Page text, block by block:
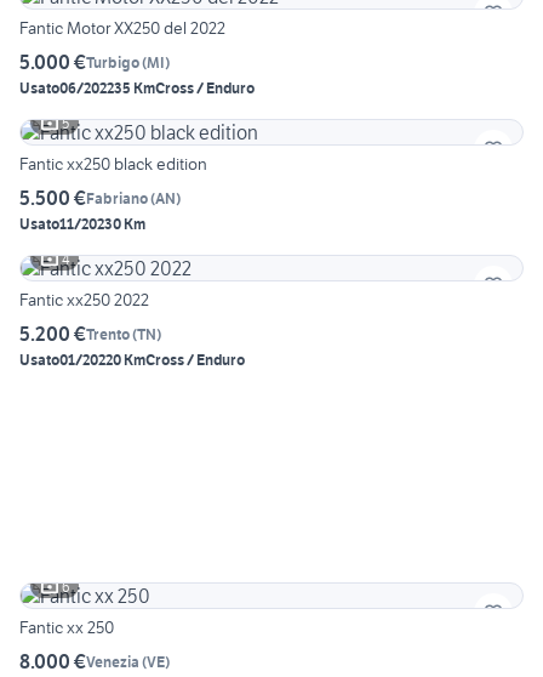
Fantic Motor XX250 del 2022
5.000 €Turbigo(MI)
Usato06/202235 KmCross / Enduro
5
Fantic xx250 black edition
5.500 €Fabriano(AN)
Usato11/20230 Km
4
Fantic xx250 2022
5.200 €Trento(TN)
Usato01/20220 KmCross / Enduro
6
Fantic xx 250
8.000 €Venezia (VE)